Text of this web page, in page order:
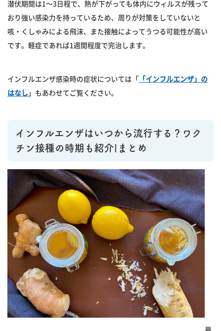
潜伏期間は1〜3日程で、熱が下がっても体内にウィルスが残って
おり強い感染力を持っているため、周りが対策をしていないと
咳・くしゃみによる飛沫、また接触によってうつる可能性が高い
です。軽症であれば1週間程度で完治します。
インフルエンザ感染時の症状については「
「インフルエンザ」の
はなし 」もあわせてご覧ください。
インフルエンザはいつから流行する？ワク
チン接種の時期も紹介|まとめ